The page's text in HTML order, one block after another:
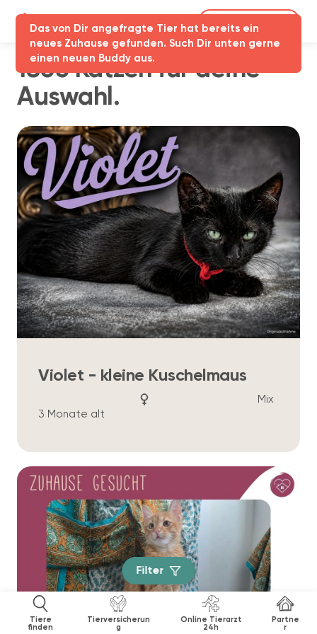
Tiere
finden
Tierversicherun
g
Online Tierarzt
24h
Partne
r
1806 Katzen für deine
Auswahl.
Violet - kleine Kuschelmaus
Mix
3 Monate alt
Das von Dir angefragte Tier hat bereits ein
neues Zuhause gefunden. Such Dir unten gerne
einen neuen Buddy aus.
Filter